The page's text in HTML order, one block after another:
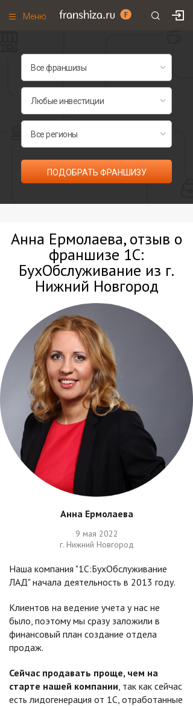
Меню
Франшизы по категориям
ПОДОБРАТЬ ФРАНШИЗУ
Анна Ермолаева, отзыв о
франшизе 1С:
БухОбслуживание из г.
Нижний Новгород
Анна Ермолаева
9 мая 2022
г. Нижний Новгород
Наша компания "1С:БухОбслуживание
ЛАД" начала деятельность в 2013 году.
Клиентов на ведение учета у нас не
было, поэтому мы сразу заложили в
финансовый план создание отдела
продаж.
Сейчас продавать проще, чем на
старте нашей компании, так как сейчас
есть лидогенерация от 1С, отработанные